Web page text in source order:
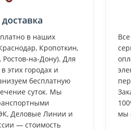
в наших
Кропоткин,
Ростов-на-Дону). Для
этих городах и
бесплатную
суток. Мы
Деловые Линии и
— стоимость
мы